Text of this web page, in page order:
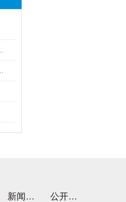
新闻中心 公开文件